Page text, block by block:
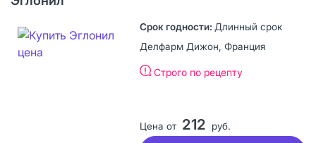
Длинный срок
Делфарм Дижон, Франция
Строго по рецепту
Цена от 212 руб.